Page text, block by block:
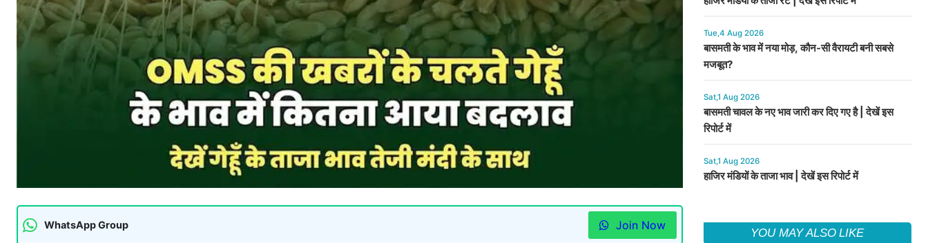
WhatsApp Group Join Now
Tue,4 Aug 2026
बासमती के भाव में नया मोड़, कौन-सी वैरायटी बनी सबसे
मजबूत?
Sat,1 Aug 2026
बासमती चावल के नए भाव जारी कर दिए गए है | देखें इस
रिपोर्ट में
Sat,1 Aug 2026
हाजिर मंडियों के ताजा भाव | देखें इस रिपोर्ट में
YOU MAY ALSO LIKE